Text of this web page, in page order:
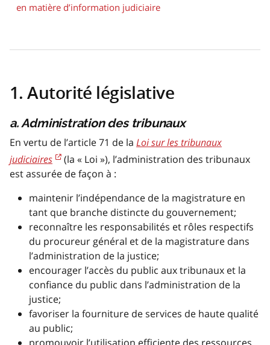
en matière d’information judiciaire
1. Autorité législative
a. Administration des tribunaux
En vertu de l’article 71 de la Loi sur les tribunaux
judiciaires
(la « Loi »), l’administration des tribunaux
est assurée de façon à :
maintenir l’indépendance de la magistrature en
tant que branche distincte du gouvernement;
reconnaître les responsabilités et rôles respectifs
du procureur général et de la magistrature dans
l’administration de la justice;
encourager l’accès du public aux tribunaux et la
confiance du public dans l’administration de la
justice;
favoriser la fourniture de services de haute qualité
au public;